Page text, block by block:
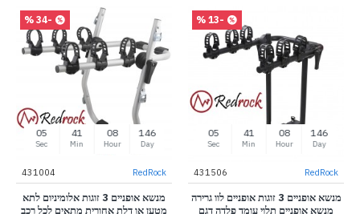
-13 %
146
Day
08
Hour
41
Min
04
Sec
RedRock
431506
מנשא אופניים 3 זוגות אופניים לוו גרירה
מנשא אופניים תלוי עומד פלדה דגם
-34 %
146
Day
08
Hour
41
Min
04
Sec
RedRock
431004
מנשא אופניים 3 זוגות אלומיניום לתא
מטען או דלת אחורית מתאים לכל רכב